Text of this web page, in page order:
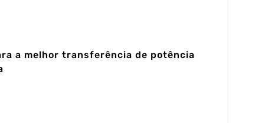
a melhor transferência de potência